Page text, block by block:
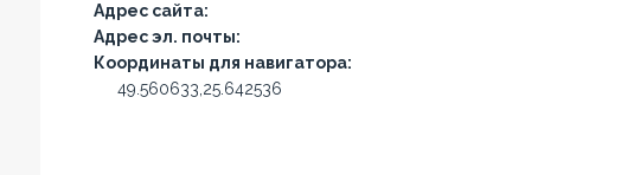
Адрес сайта:
Адрес эл. почты:
Координаты для навигатора:
49.560633,25.642536